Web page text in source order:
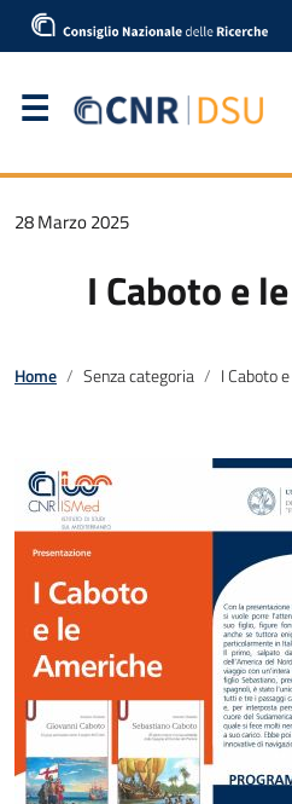
28 Marzo 2025
I Caboto e
Home Senza categoria I Caboto